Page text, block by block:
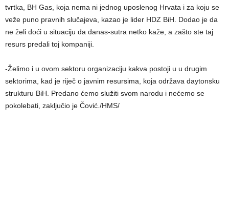
tvrtka, BH Gas, koja nema ni jednog uposlenog Hrvata i za koju se
veže puno pravnih slučajeva, kazao je lider HDZ BiH. Dodao je da
ne želi doći u situaciju da danas-sutra netko kaže, a zašto ste taj
resurs predali toj kompaniji.
-Želimo i u ovom sektoru organizaciju kakva postoji u u drugim
sektorima, kad je riječ o javnim resursima, koja održava daytonsku
strukturu BiH. Predano ćemo služiti svom narodu i nećemo se
pokolebati, zaključio je Čović./HMS/